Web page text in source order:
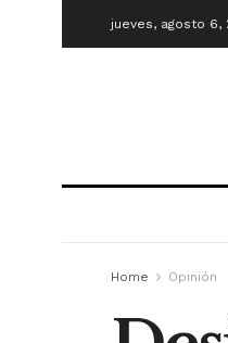
jueves, agosto 6,
Home Opinión